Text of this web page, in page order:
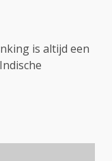
is altijd een